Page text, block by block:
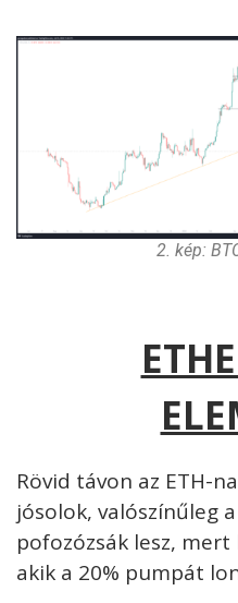
2. kép:
Rövid távon az ETH-
jósolok, valószínűleg
pofozózsák lesz,
akik a 20% pumpát